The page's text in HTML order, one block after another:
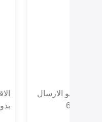
بدون طيار الارسال HDMI فيديو وصلة البيانات المزدوجة